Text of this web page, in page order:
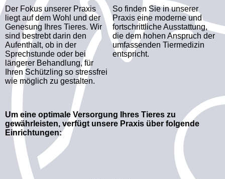
Der Fokus unserer Praxis
liegt auf dem Wohl und der
Genesung Ihres Tieres. Wir
sind bestrebt darin den
Aufenthalt, ob in der
Sprechstunde oder bei
längerer Behandlung, für
Ihren Schützling so stressfrei
wie möglich zu gestalten.
So finden Sie in unserer
Praxis eine moderne und
fortschrittliche Ausstattung,
die dem hohen Anspruch der
umfassenden Tiermedizin
entspricht.
Um eine optimale Versorgung Ihres Tieres zu
gewährleisten, verfügt unsere Praxis über folgende
Einrichtungen: